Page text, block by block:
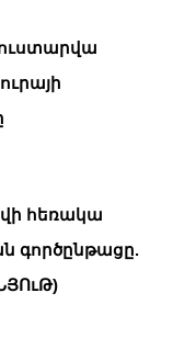
ուստարվա
հեռակա
գործընթացը.